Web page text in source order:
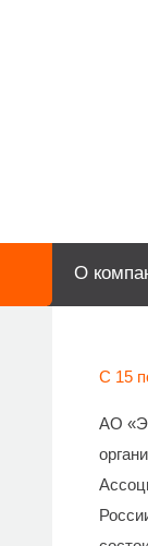
О
С 15
АО